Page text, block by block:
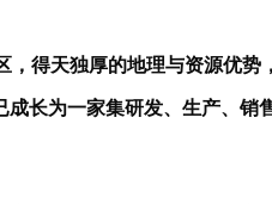
得天独厚的地理与资源优势
长为一家集研发、生产、